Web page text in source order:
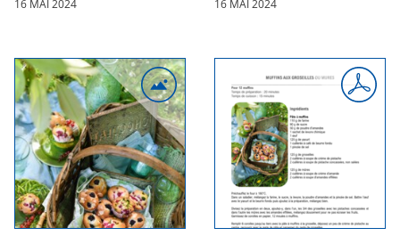
16 MAI 2024 16 MAI 2024